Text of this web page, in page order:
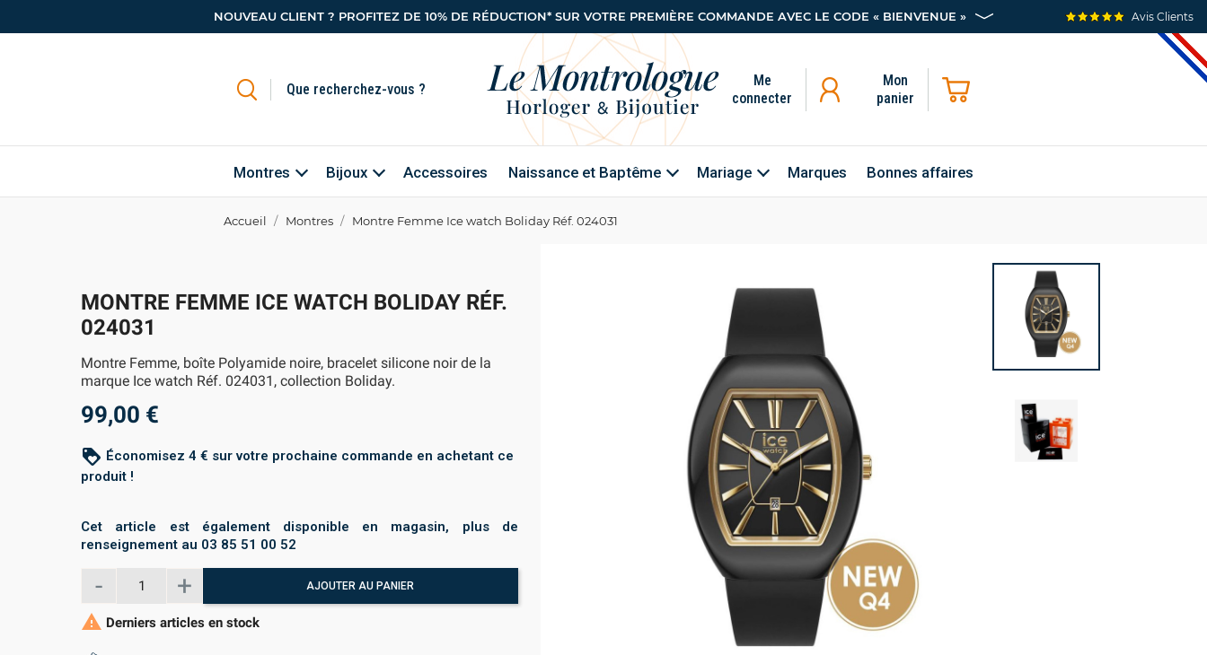
NOUVEAU CLIENT ? PROFITEZ DE 10% DE RÉDUCTION* SUR VOTRE PREMIÈRE COMMANDE AVEC LE CODE « BIENVENUE » Avis Clients
Me
connecter
Mon
panier
Montres Bijoux Accessoires Naissance et Baptême Mariage Marques Bonnes affaires
Accueil Montres Montre Femme Ice watch Boliday Réf. 024031
MONTRE FEMME ICE WATCH BOLIDAY RÉF.
024031
Montre Femme, boîte Polyamide noire, bracelet silicone noir de la
marque Ice watch Réf. 024031, collection Boliday.
99,00 €
loyalty Économisez 4 € sur votre prochaine commande en achetant ce
produit !
Cet article est également disponible en magasin, plus de
renseignement au 03 85 51 00 52
AJOUTER AU PANIER
 Derniers articles en stock